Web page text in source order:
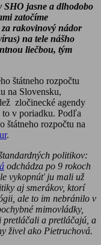
SHO jasne a dlhodobo
zatočíme
rakovinový nádor
na tele nášho
liečbou, tým
štátneho rozpočtu
na Slovensku,
zločinecké agendy
v poriadku. Podľa
štátneho rozpočtu na
.
politikov:
odchádza po 9 rokoch
vykopnúť ju mali už
aj smerákov, ktorí
ale to im nebránilo v
mimovládky,
pretláčali a pretláčajú, a
živel ako Pietruchová.